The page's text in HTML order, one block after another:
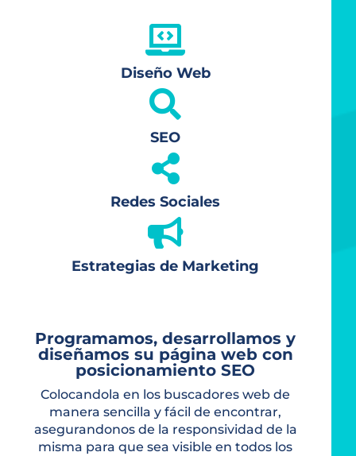

Diseño Web

SEO

Redes Sociales

Estrategias de Marketing
Programamos, desarrollamos y
diseñamos su página web con
posicionamiento SEO
Colocandola en los buscadores web de
manera sencilla y fácil de encontrar,
asegurandonos de la responsividad de la
misma para que sea visible en todos los